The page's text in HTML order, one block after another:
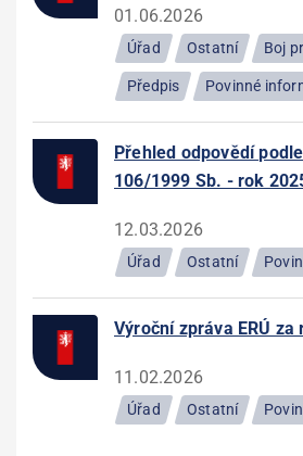
01.06.2026
Úřad Ostatní Boj
Předpis Povinné
Přehled odpovědí
106/1999 Sb. - rok
12.03.2026
Úřad Ostatní
Výroční zpráva ERÚ za
11.02.2026
Úřad Ostatní